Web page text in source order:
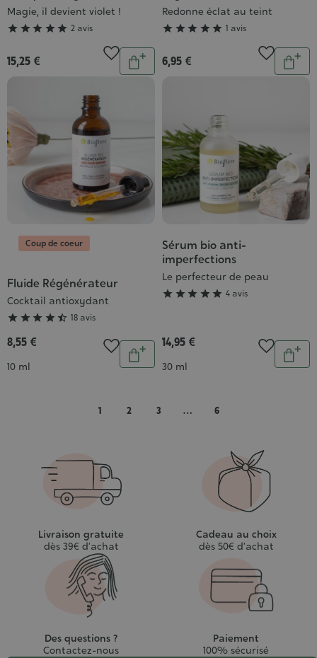
Magie, il devient violet !
:
5/5
     2 avis
15,25 € Quantité
Ajouter
Redonne éclat au teint
:
5/5
     1 avis
6,95 €
Coup de coeur
Fluide Régénérateur
Cocktail antioxydant
Grade
:
4/5
     18 avis
8,55 €
Contenance
10 ml
Quantité
Ajouter
Sérum bio anti-
imperfections
Le perfecteur de peau
Grade
:
5/5
     4 avis
14,95 €
Contenance
30 ml
1 2 3 … 6
Livraison gratuite
dès 39€ d’achat
Cadeau au choix
dès 50€ d’achat
Des questions ?
Contactez-nous
Paiement
100% sécurisé